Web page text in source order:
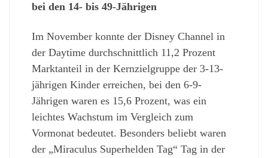
bei den 14- bis 49-Jährigen
Im November konnte der Disney Channel in
der Daytime durchschnittlich 11,2 Prozent
Marktanteil in der Kernzielgruppe der 3-13-
jährigen Kinder erreichen, bei den 6-9-
Jährigen waren es 15,6 Prozent, was ein
leichtes Wachstum im Vergleich zum
Vormonat bedeutet. Besonders beliebt waren
der „Miraculus Superhelden Tag“ Tag in der